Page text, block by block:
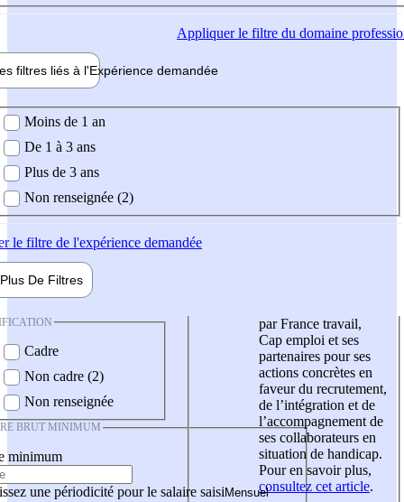
Appliquerle filtre du domaine
filtres liés à l'Expérience demandée
demandée
Moins de 1 an
De 1 à 3 ans
Plus de 3 ans
Non renseignée (2)
le filtre de l'expérience demandée
Plus De Filtres
Cadre
Non cadre (2)
Non renseignée
BRUT MINIMUM
minimum
une périodicité pour le salaire saisi
par France travail,
Cap emploi et ses
partenaires pour ses
actions concrètes en
faveur du recrutement,
de l’intégration et de
l’accompagnement de
ses collaborateurs en
situation de handicap.
Pour en savoir plus,
consultez cet article.